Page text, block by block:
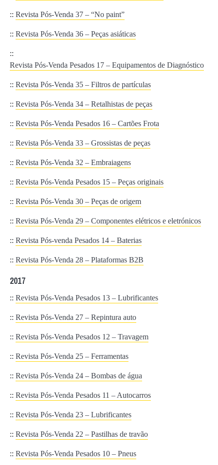
:: Revista Pós-Venda 37 – “No paint”
:: Revista Pós-Venda 36 – Peças asiáticas
::
Revista Pós-Venda Pesados 17 – Equipamentos de Diagnóstico
:: Revista Pós-Venda 35 – Filtros de partículas
:: Revista Pós-Venda 34 – Retalhistas de peças
:: Revista Pós-Venda Pesados 16 – Cartões Frota
:: Revista Pós-Venda 33 – Grossistas de peças
:: Revista Pós-Venda 32 – Embraiagens
:: Revista Pós-Venda Pesados 15 – Peças originais
:: Revista Pós-Venda 30 – Peças de origem
:: Revista Pós-Venda 29 – Componentes elétricos e eletrónicos
:: Revista Pós-venda Pesados 14 – Baterias
:: Revista Pós-Venda 28 – Plataformas B2B
2017
:: Revista Pós-Venda Pesados 13 – Lubrificantes
:: Revista Pós-Venda 27 – Repintura auto
:: Revista Pós-Venda Pesados 12 – Travagem
:: Revista Pós-Venda 25 – Ferramentas
:: Revista Pós-Venda 24 – Bombas de água
:: Revista Pós-Venda Pesados 11 – Autocarros
:: Revista Pós-Venda 23 – Lubrificantes
:: Revista Pós-Venda 22 – Pastilhas de travão
:: Revista Pós-Venda Pesados 10 – Pneus